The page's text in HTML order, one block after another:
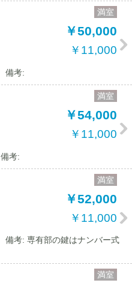
満室
￥50,000
￥11,000
備考:
満室
￥54,000
￥11,000
備考:
満室
￥52,000
￥11,000
備考: 専有部の鍵はナンバー式
満室